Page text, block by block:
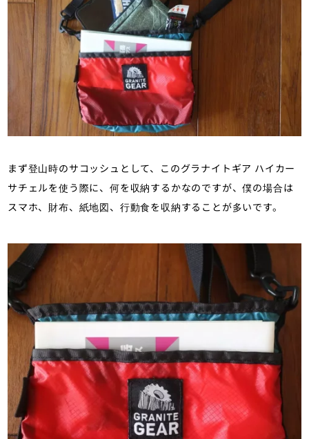
まず登山時のサコッシュとして、このグラナイトギア ハイカー
サチェルを使う際に、何を収納するかなのですが、僕の場合は
スマホ、財布、紙地図、行動食を収納することが多いです。